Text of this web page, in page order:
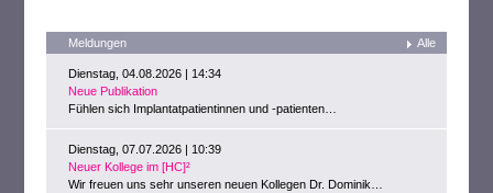
Meldungen Alle
Dienstag, 04.08.2026 | 14:34
Neue Publikation
Fühlen sich Implantatpatientinnen und -patienten…
Dienstag, 07.07.2026 | 10:39
Neuer Kollege im [HC]²
Wir freuen uns sehr unseren neuen Kollegen Dr. Dominik…